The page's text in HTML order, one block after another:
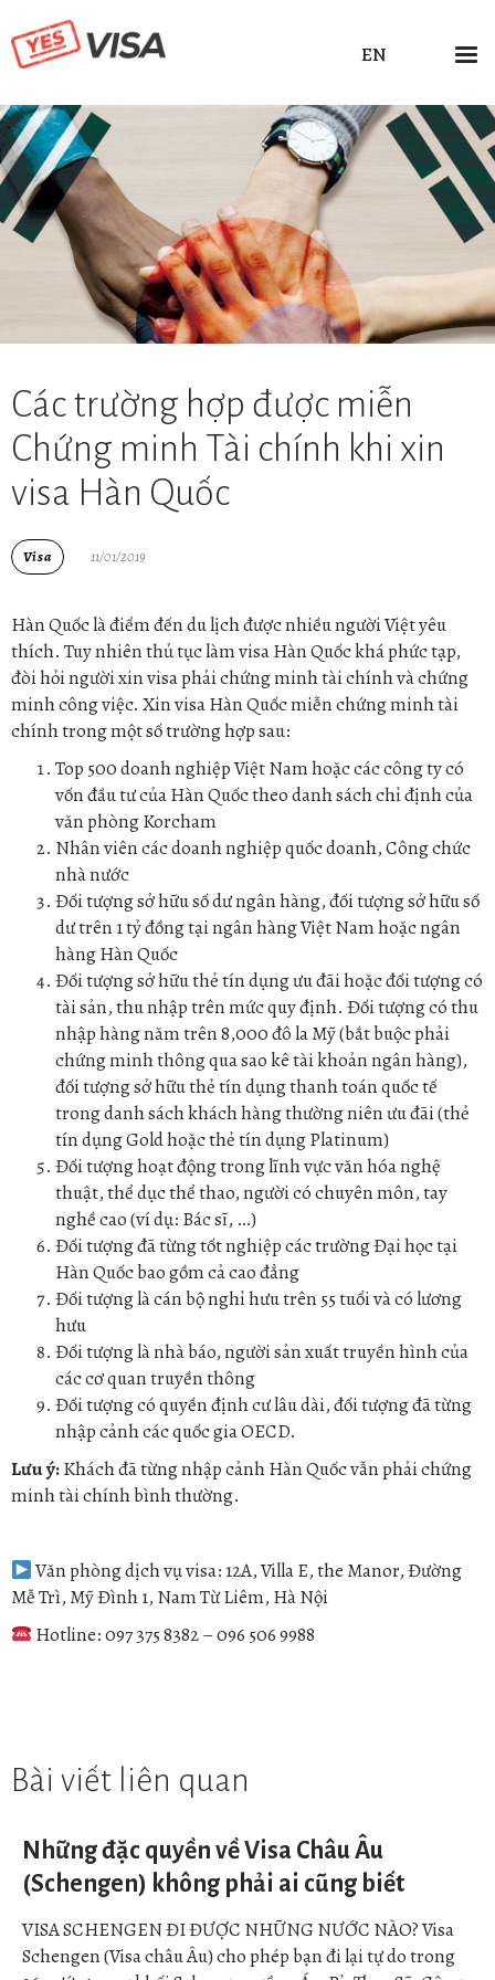
EN
Các trường hợp được miễn
Chứng minh Tài chính khi xin
visa Hàn Quốc
Visa 11/01/2019
Hàn Quốc là điểm đến du lịch được nhiều người Việt yêu
thích. Tuy nhiên thủ tục làm visa Hàn Quốc khá phức tạp,
đòi hỏi người xin visa phải chứng minh tài chính và chứng
minh công việc. Xin visa Hàn Quốc miễn chứng minh tài
chính trong một số trường hợp sau:
Top 500 doanh nghiệp Việt Nam hoặc các công ty có
vốn đầu tư của Hàn Quốc theo danh sách chỉ định của
văn phòng Korcham
Nhân viên các doanh nghiệp quốc doanh, Công chức
nhà nước
Đối tượng sở hữu số dư ngân hàng, đối tượng sở hữu số
dư trên 1 tỷ đồng tại ngân hàng Việt Nam hoặc ngân
hàng Hàn Quốc
Đối tượng sở hữu thẻ tín dụng ưu đãi hoặc đối tượng có
tài sản, thu nhập trên mức quy định. Đối tượng có thu
nhập hàng năm trên 8,000 đô la Mỹ (bắt buộc phải
chứng minh thông qua sao kê tài khoản ngân hàng),
đối tượng sở hữu thẻ tín dụng thanh toán quốc tế
trong danh sách khách hàng thường niên ưu đãi (thẻ
tín dụng Gold hoặc thẻ tín dụng Platinum)
Đối tượng hoạt động trong lĩnh vực văn hóa nghệ
thuật, thể dục thể thao, người có chuyên môn, tay
nghề cao (ví dụ: Bác sĩ, …)
Đối tượng đã từng tốt nghiệp các trường Đại học tại
Hàn Quốc bao gồm cả cao đẳng
Đối tượng là cán bộ nghỉ hưu trên 55 tuổi và có lương
hưu
Đối tượng là nhà báo, người sản xuất truyền hình của
các cơ quan truyền thông
Đối tượng có quyền định cư lâu dài, đối tượng đã từng
nhập cảnh các quốc gia OECD.
Lưu ý:Khách đã từng nhập cảnh Hàn Quốc vẫn phải chứng
minh tài chính bình thường.
Văn phòng dịch vụ visa: 12A, Villa E, the Manor, Đường
Mễ Trì, Mỹ Đình 1, Nam Từ Liêm, Hà Nội
Hotline: 097 375 8382 – 096 506 9988
Bài viết liên quan
Những đặc quyền về Visa Châu Âu
(Schengen) không phải ai cũng biết
VISA SCHENGEN ĐI ĐƯỢC NHỮNG NƯỚC NÀO? Visa
Schengen (Visa châu Âu) cho phép bạn đi lại tự do trong